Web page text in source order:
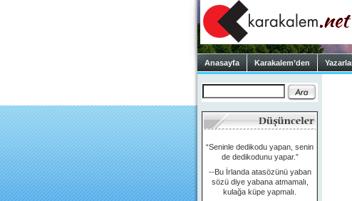
Anasayfa Karakalem’den
“Seninle dedikodu yapan, senin
de dedikodunu yapar.”
--Bu İrlanda atasözünü yaban
sözü diye yabana atmamalı,
kulağa küpe yapmalı.